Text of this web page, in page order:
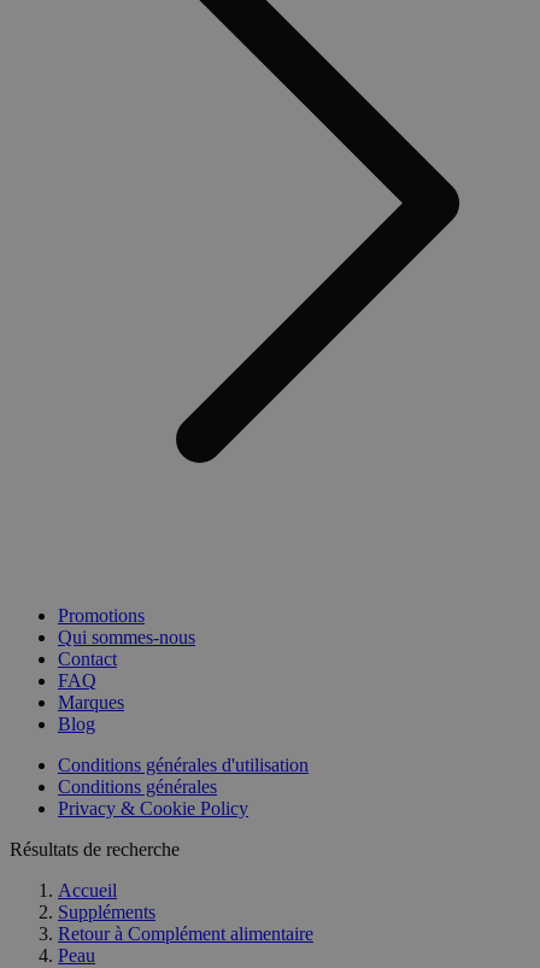
Promotions
Qui sommes-nous
Contact
FAQ
Marques
Blog
Conditions générales d'utilisation
Conditions générales
Privacy & Cookie Policy
Résultats de recherche
Accueil
Suppléments
Retour à Complément alimentaire
Peau